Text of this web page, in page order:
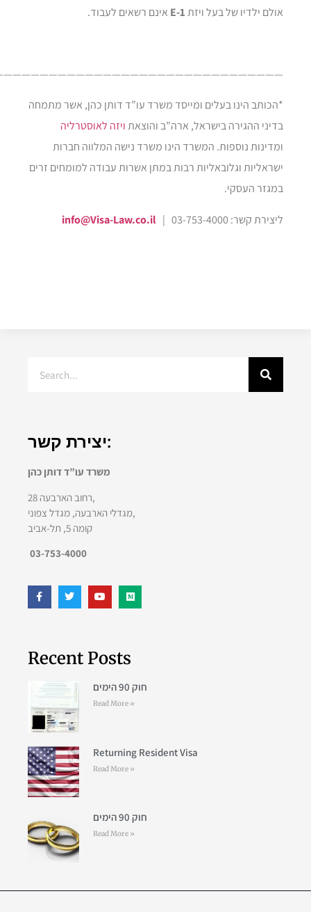
אולם ילדיו של בעל ויזתE-1 אינם רשאים לעבוד.
*הכותב הינו בעלים ומייסד משרד עו”ד דותן כהן, אשר מתמחה
בדיני ההגירה בישראל, ארה”ב והוצאתויזה לאוסטרליה
ומדינות נוספות. המשרד הינו משרד נישה המלווה חברות
ישראליות וגלובאליות רבות במתן אשרות עבודה למומחים זרים
במגזר העסקי.
ליצירת קשר: 03-753-4000 | info@Visa-Law.co.il
יצירת קשר:
משרד עו”ד דותן כהן
רחוב הארבעה 28,
מגדלי הארבעה, מגדל צפוני,
קומה 5, תל-אביב
03-753-4000
Recent Posts
חוק 90 הימים
Read More »
Returning Resident Visa
Read More »
חוק 90 הימים
Read More »